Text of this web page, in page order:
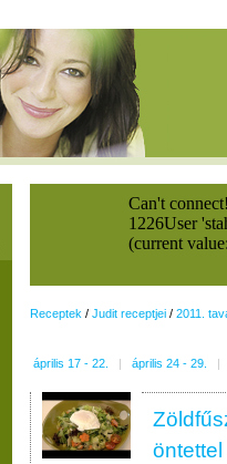
Receptek / Judit receptjei/ 2011.
április 17 - 22. | április 24 - 29. |
öntettel